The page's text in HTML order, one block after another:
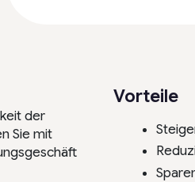
der
Sie mit
Vorteile